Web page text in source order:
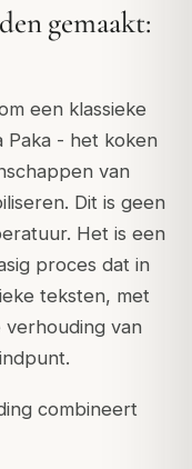
gemaakt:
een klassieke
Paka - het koken
van
Dit is geen
Het is een
proces dat in
teksten, met
van
combineert